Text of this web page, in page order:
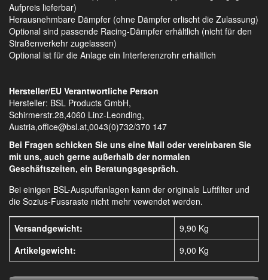
Aufpreis lieferbar)
Herausnehmbare Dämpfer (ohne Dämpfer erlischt die Zulassung)
Optional sind passende Racing-Dämpfer erhältlich (nicht für den
Straßenverkehr zugelassen)
Optional ist für die Anlage ein Interferenzrohr erhältlich
Hersteller/EU Verantwortliche Person
Hersteller: BSL Products GmbH,
Schirmerstr.28,4060 Linz-Leonding,
Austria,office@bsl.at,0043(0)732/370 147
Bei Fragen schicken Sie uns eine Mail oder vereinbaren Sie
mit uns, auch gerne außerhalb der normalen
Geschäftszeiten, ein Beratungsgespräch.
Bei einigen BSL-Auspuffanlagen kann der originale Luftfilter und
die Sozius-Fussraste nicht mehr vewendet werden.
Versandgewicht:
9,90 Kg
Artikelgewicht:
9,00 Kg